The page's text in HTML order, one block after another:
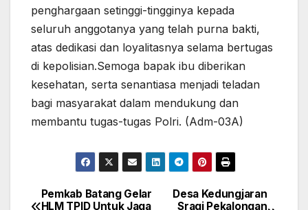
penghargaan setinggi-tingginya kepada
seluruh anggotanya yang telah purna bakti,
atas dedikasi dan loyalitasnya selama bertugas
di kepolisian.Semoga bapak ibu diberikan
kesehatan, serta senantiasa menjadi teladan
bagi masyarakat dalam mendukung dan
membantu tugas-tugas Polri. (Adm-03A)
Navigasi
Desa Kedungjaran
Sragi Pekalongan
Pemkab Batang Gelar
HLM TPID Untuk Jaga